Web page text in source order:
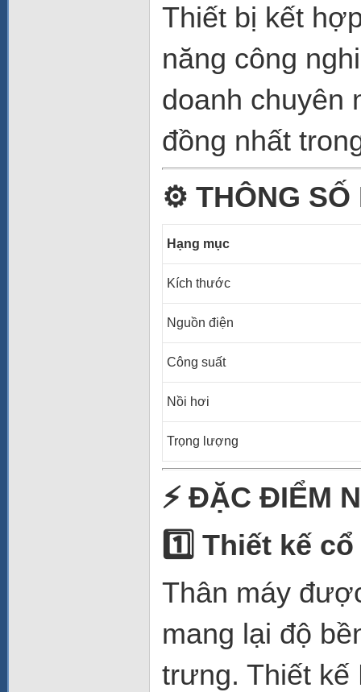
Thiết bị kết
năng công
doanh chuyên
đồng nhất
⚙️ THÔNG
Hạng mục
Kích thước
Nguồn điện
Công suất
Nồi hơi
Trọng lượng
⚡ĐẶC ĐIỂM
1️ Thiết kế
Thân máy
mang lại độ
trưng. Thiết kế